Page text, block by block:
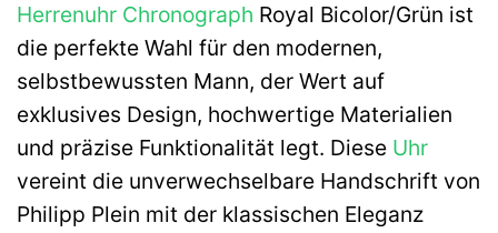
Herrenuhr Chronograph Royal Bicolor/Grün ist
die perfekte Wahl für den modernen,
selbstbewussten Mann, der Wert auf
exklusives Design, hochwertige Materialien
und präzise Funktionalität legt. Diese Uhr
vereint die unverwechselbare Handschrift von
Philipp Plein mit der klassischen Eleganz